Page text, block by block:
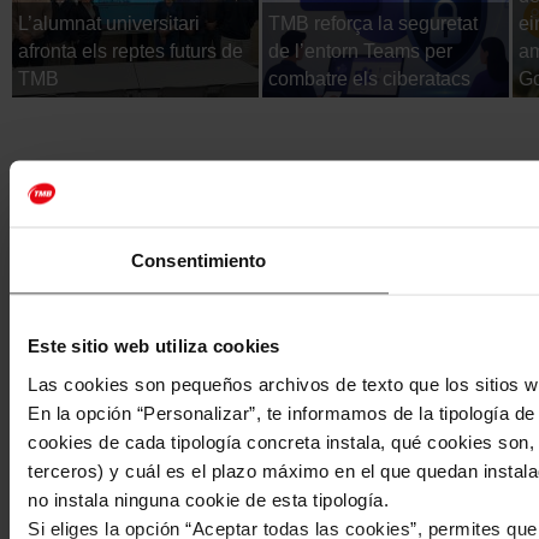
Consentimiento
Este sitio web utiliza cookies
Las cookies son pequeños archivos de texto que los sitios
En la opción “Personalizar”, te informamos de la tipología
cookies de cada tipología concreta instala, qué cookies
terceros) y cuál es el plazo máximo en el que quedan
no instala ninguna cookie de esta tipología.
Si eliges la opción “Aceptar todas las cookies”, permites
L’alumnat universitari
afronta els reptes futurs de
TMB
TMB reforça la seguretat
de l’entorn Teams per
combatre els ciberatacs